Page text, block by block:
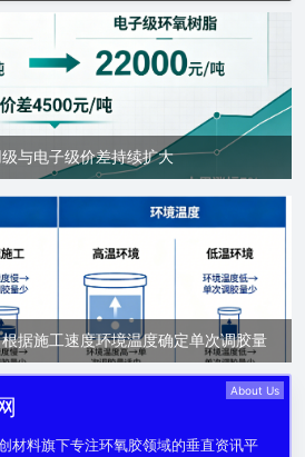
与电子级价差持续扩大
据施工速度环境温度确定单次调胶量
About Us
材料旗下专注环氧胶领域的垂直资讯平